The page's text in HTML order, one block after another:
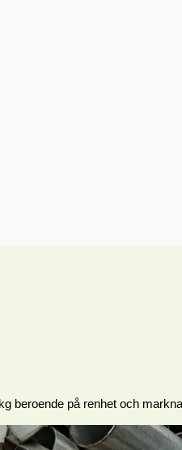
beroende på renhet och